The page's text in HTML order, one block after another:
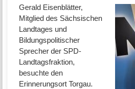
Gerald Eisenblätter,
Mitglied des Sächsischen
Landtages und
Bildungspolitischer
Sprecher der SPD-
Landtagsfraktion,
besuchte den
Erinnerungsort Torgau.